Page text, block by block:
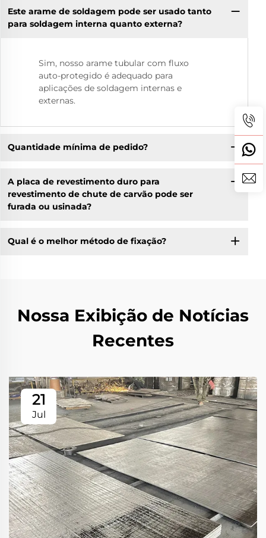
Este arame de soldagem pode ser usado tanto
para soldagem interna quanto externa?
Sim, nosso arame tubular com fluxo
auto-protegido é adequado para
aplicações de soldagem internas e
externas.
Quantidade mínima de pedido?
A placa de revestimento duro para
revestimento de chute de carvão pode ser
furada ou usinada?
Qual é o melhor método de fixação?
Nossa Exibição de Notícias
Recentes
21
Jul